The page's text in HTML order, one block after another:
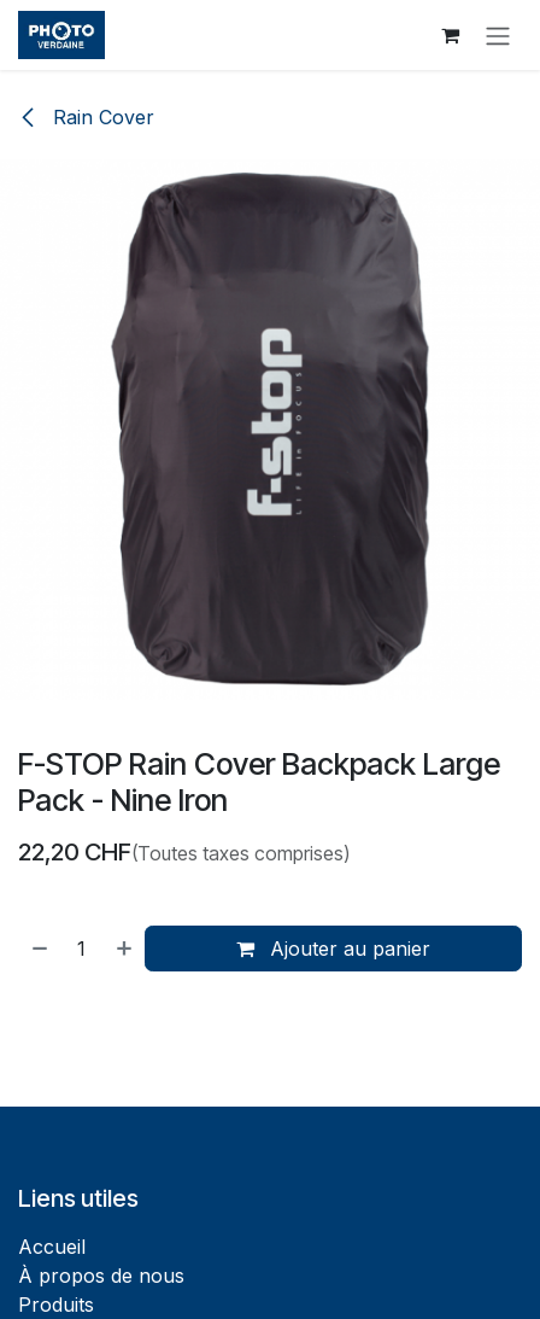
Se rendre au contenu
Rain Cover
F-STOP Rain Cover Backpack Large
Pack - Nine Iron
22,20 CHF(Toutes taxes comprises)
Ajouter au panier
Liens utiles
Accueil
À propos de nous
Produits